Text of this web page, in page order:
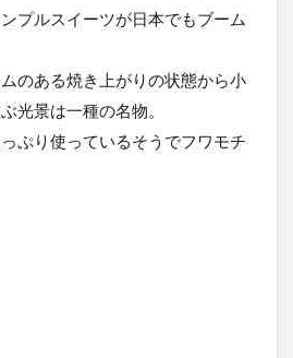
プルスイーツが日本でもブーム
のある焼き上がりの状態から小
光景は一種の名物。
ぷり使っているそうでフワモチ